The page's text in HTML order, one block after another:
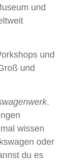
und
und
und
.
wissen
oder
du es